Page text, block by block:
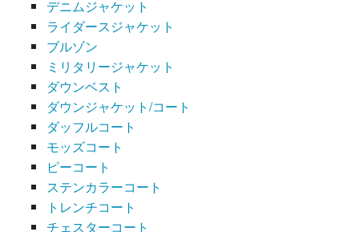
デニムジャケット
ライダースジャケット
ブルゾン
ミリタリージャケット
ダウンベスト
ダウンジャケット/コート
ダッフルコート
モッズコート
ピーコート
ステンカラーコート
トレンチコート
チェスターコート